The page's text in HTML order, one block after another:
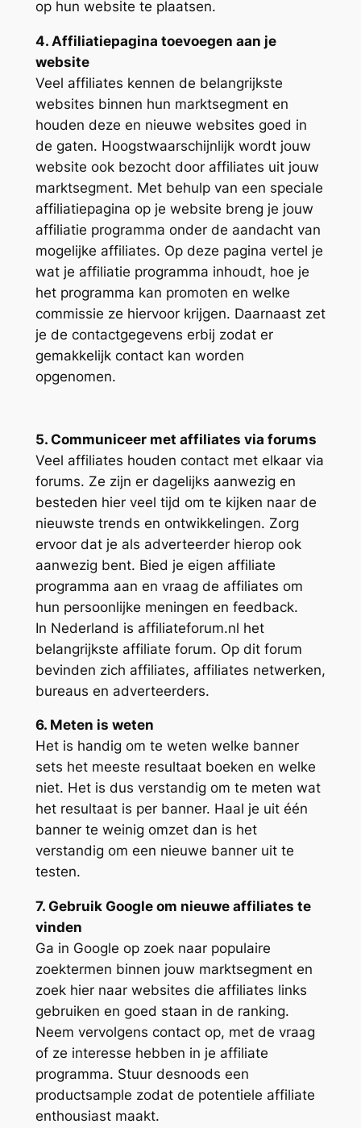
op hun website te plaatsen.
4. Affiliatiepagina toevoegen aan je
website
Veel affiliates kennen de belangrijkste
websites binnen hun marktsegment en
houden deze en nieuwe websites goed in
de gaten. Hoogstwaarschijnlijk wordt jouw
website ook bezocht door affiliates uit jouw
marktsegment. Met behulp van een speciale
affiliatiepagina op je website breng je jouw
affiliatie programma onder de aandacht van
mogelijke affiliates. Op deze pagina vertel je
wat je affiliatie programma inhoudt, hoe je
het programma kan promoten en welke
commissie ze hiervoor krijgen. Daarnaast zet
je de contactgegevens erbij zodat er
gemakkelijk contact kan worden
opgenomen.
5. Communiceer met affiliates via forums
Veel affiliates houden contact met elkaar via
forums. Ze zijn er dagelijks aanwezig en
besteden hier veel tijd om te kijken naar de
nieuwste trends en ontwikkelingen. Zorg
ervoor dat je als adverteerder hierop ook
aanwezig bent. Bied je eigen affiliate
programma aan en vraag de affiliates om
hun persoonlijke meningen en feedback.
In Nederland is affiliateforum.nl het
belangrijkste affiliate forum. Op dit forum
bevinden zich affiliates, affiliates netwerken,
bureaus en adverteerders.
6. Meten is weten
Het is handig om te weten welke banner
sets het meeste resultaat boeken en welke
niet. Het is dus verstandig om te meten wat
het resultaat is per banner. Haal je uit één
banner te weinig omzet dan is het
verstandig om een nieuwe banner uit te
testen.
7. Gebruik Google om nieuwe affiliates te
vinden
Ga in Google op zoek naar populaire
zoektermen binnen jouw marktsegment en
zoek hier naar websites die affiliates links
gebruiken en goed staan in de ranking.
Neem vervolgens contact op, met de vraag
of ze interesse hebben in je affiliate
programma. Stuur desnoods een
productsample zodat de potentiele affiliate
enthousiast maakt.